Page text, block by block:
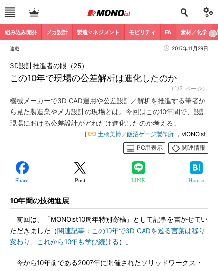
組み込み開発 メカ設計 製造マネジメント モビリティ FA 素材／化学
連載 2017年11月29日
この10年で現場の公差解析は進化したのか
3D設計推進者の眼（25）
（1/2 ページ）
機械メーカーで3D CAD運用や公差設計／解析を推進する筆者か
ら見た製造業やメカ設計の現場とは。今回はこの10年間で、設計
現場における公差設計がどれだけ進化したのか考える。
[ 土橋美博／飯沼ゲージ製作所 ，MONOist]
PC用表示
関連情報
Share Post LINE Hatena
10年間の技術進展
前回は、「MONOist10周年特別寄稿」として記事を書かせてい
ただきました（関連記事：この10年で3D CADを巡る言葉は移り
変わり、これから10年も学び続ける）。
今から10年前である2007年に開催されたソリッドワークス・